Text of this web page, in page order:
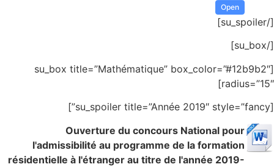
Open
[/su_spoiler]
[/su_box]
[su_box title=”Mathématique” box_color=”#12b9b2″
radius=”15″]
[su_spoiler title=”Année 2019″ style=”fancy”]
Ouverture du concours National pour
l'admissibilité au programme de la formation
résidentielle à l'étranger au titre de l'année 2019-